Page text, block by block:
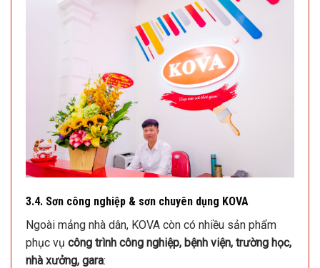
3.4. Sơn công nghiệp & sơn chuyên dụng KOVA
Ngoài mảng nhà dân, KOVA còn có nhiều sản phẩm
phục vụ công trình công nghiệp, bệnh viện, trường học,
nhà xưởng, gara: